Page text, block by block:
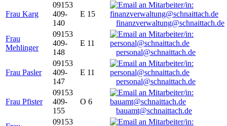
Frau Karg
09153
409-
140
E 15
finanzverwaltung@schnaittach.de
Frau
Mehlinger
09153
409-
148
E 11
personal@schnaittach.de
Frau Pasler
09153
409-
147
E 11
personal@schnaittach.de
Frau Pfister
09153
409-
155
O 6
bauamt@schnaittach.de
09153